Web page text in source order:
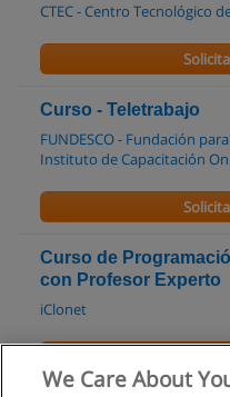
CTEC - Centro Tecnológico
Curso - Teletrabajo
FUNDESCO - Fundación
Instituto de Capacitación
Curso de
con Profesor Experto
iClonet
We Care About